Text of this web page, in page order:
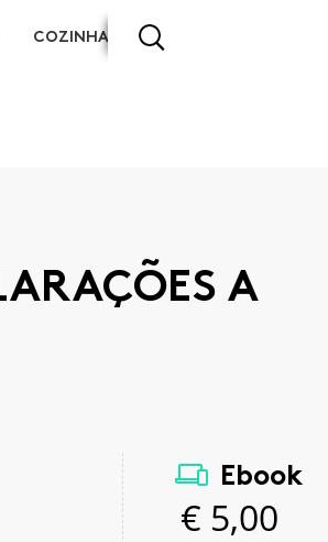
COZINHA ARTES E ESPECTÁCULOS
A
Ebook
€ 5,00